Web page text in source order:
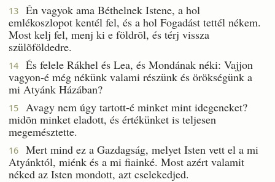
13
Én vagyok ama Béthelnek Istene, a hol
emlékoszlopot kentél fel, és a hol Fogadást tettél nékem.
Most kelj fel, menj ki e földrõl, és térj vissza
szülõföldedre.
14
És felele Rákhel és Lea, és Mondának néki: Vajjon
vagyon-é még nékünk valami részünk és örökségünk a
mi Atyánk Házában?
15
Avagy nem úgy tartott-é minket mint idegeneket?
midõn minket eladott, és értékünket is teljesen
megemésztette.
16
Mert mind ez a Gazdagság, melyet Isten vett el a mi
Atyánktól, miénk és a mi fiainké. Most azért valamit
néked az Isten mondott, azt cselekedjed.